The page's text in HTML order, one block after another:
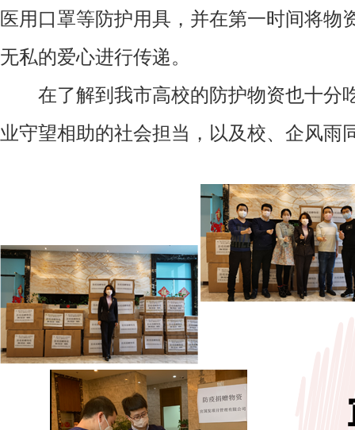
医用口罩等防护用具，并在第一时间将
无私的爱心进行传递。
在了解到我市高校的防护物资也十分
业守望相助的社会担当，以及校、企风雨